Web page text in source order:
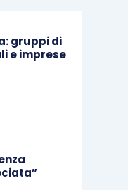
Tribunale nel
delle misure
delle trattative,
relative al
ragionevole
di risanamento
gruppi di
e imprese